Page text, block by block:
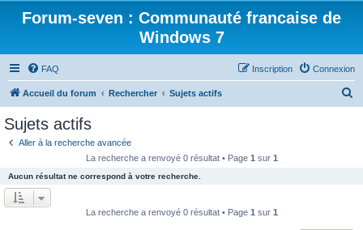
Forum-seven : Communauté francaise de
Windows 7
FAQ Connexion
Inscription
Accueil du forum Rechercher Sujets actifs
Sujets actifs
Aller à la recherche avancée
La recherche a renvoyé 0 résultat • Page 1 sur 1
Aucun résultat ne correspond à votre recherche.
La recherche a renvoyé 0 résultat • Page 1 sur 1